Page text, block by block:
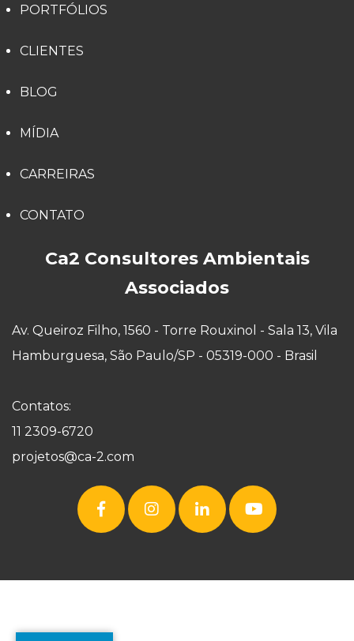
PORTFÓLIOS
CLIENTES
BLOG
MÍDIA
CARREIRAS
CONTATO
Ca2 Consultores Ambientais
Associados
Av. Queiroz Filho, 1560 - Torre Rouxinol - Sala 13, Vila
Hamburguesa, São Paulo/SP - 05319-000 - Brasil
Contatos:
11 2309-6720
projetos@ca-2.com